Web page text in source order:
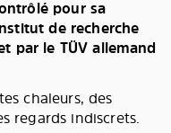
pour sa
de recherche
par le TÜV allemand
chaleurs, des
regards indiscrets.